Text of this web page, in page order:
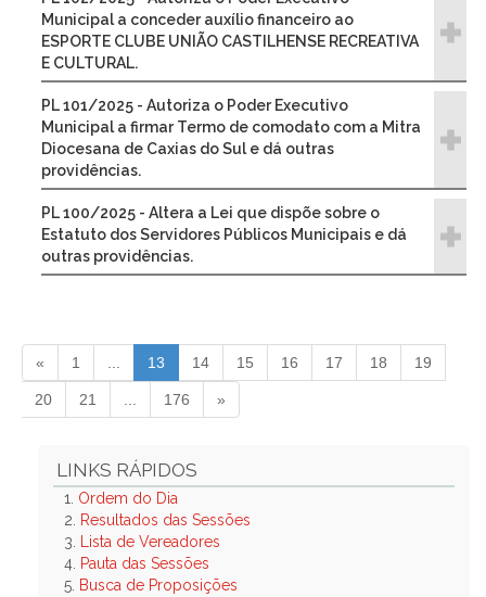
Municipal a conceder auxílio financeiro ao
ESPORTE CLUBE UNIÃO CASTILHENSE RECREATIVA
E CULTURAL.
PL 101/2025 - Autoriza o Poder Executivo
Municipal a firmar Termo de comodato com a Mitra
Diocesana de Caxias do Sul e dá outras
providências.
PL 100/2025 - Altera a Lei que dispõe sobre o
Estatuto dos Servidores Públicos Municipais e dá
outras providências.
« 1 13 14 15 16 17 18 19
20 21 176 »
LINKS RÁPIDOS
1. Ordem do Dia
2.
Resultados das Sessões
3.
Lista de Vereadores
4. Pauta das Sessões
5. Busca de Proposições